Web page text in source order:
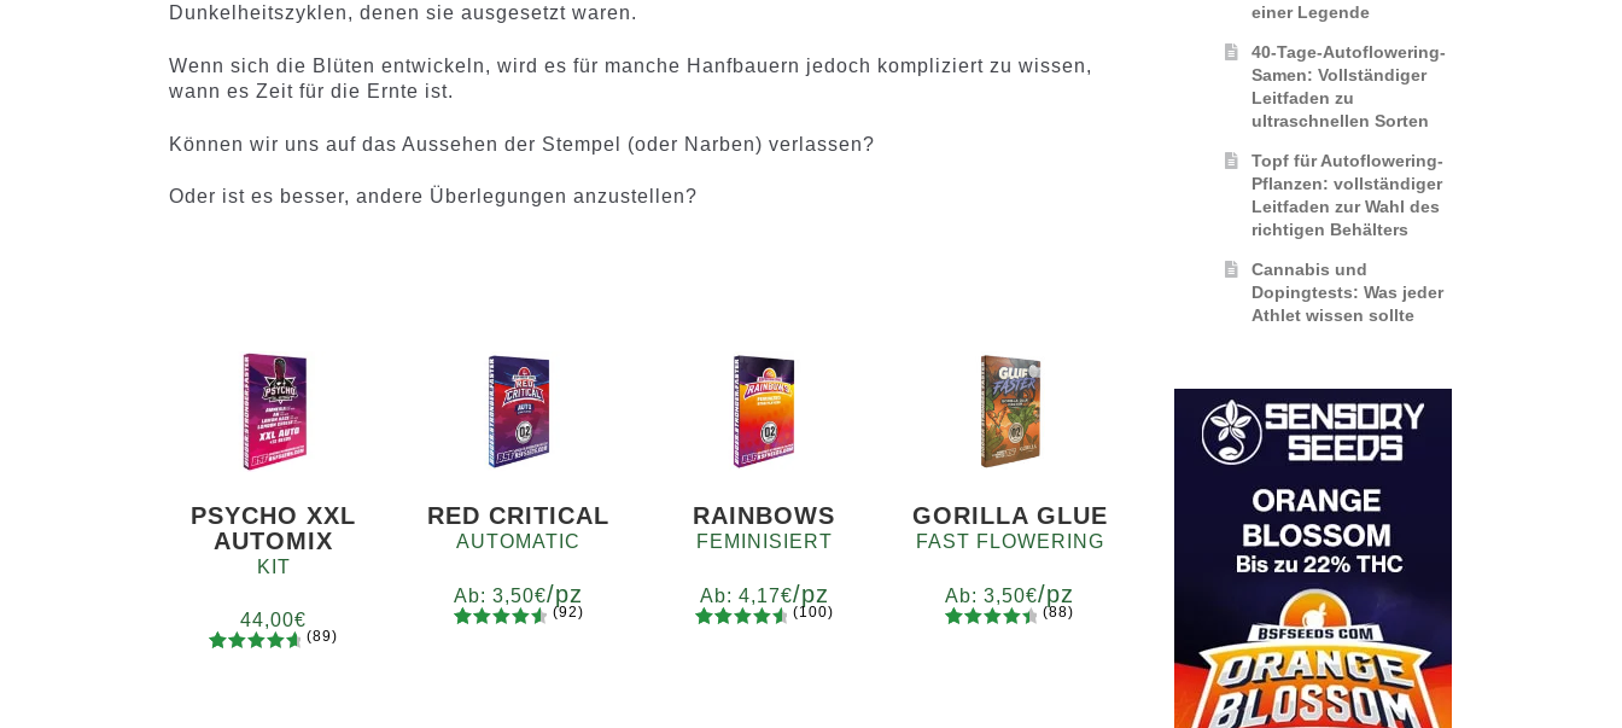
Dunkelheitszyklen, denen sie ausgesetzt waren.
Wenn sich die Blüten entwickeln, wird es für manche Hanfbauern jedoch kompliziert zu wissen,
wann es Zeit für die Ernte ist.
Können wir uns auf das Aussehen der Stempel (oder Narben) verlassen?
Oder ist es besser, andere Überlegungen anzustellen?
PSYCHO XXL
AUTOMIX
KIT
44,00€
(89)
RED CRITICAL
AUTOMATIC
Ab:3,50€/pz
(92)
RAINBOWS
FEMINISIERT
Ab: 4,17€/pz
(100)
GORILLA GLUE
FAST FLOWERING
Ab: 3,50€/pz
(88)
einer Legende
40-Tage-Autoflowering-
Samen: Vollständiger
Leitfaden zu
ultraschnellen Sorten
Topf für Autoflowering-
Pflanzen: vollständiger
Leitfaden zur Wahl des
richtigen Behälters
Cannabis und
Dopingtests: Was jeder
Athlet wissen sollte